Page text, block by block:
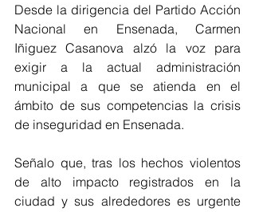
Desde la dirigencia del Partido Acción
Nacional en Ensenada, Carmen
Iñiguez Casanova alzó la voz para
exigir a la actual administración
municipal a que se atienda en el
ámbito de sus competencias la crisis
de inseguridad en Ensenada.
Señalo que, tras los hechos violentos
de alto impacto registrados en la
ciudad y sus alrededores es urgente